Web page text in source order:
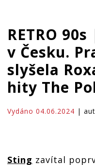
RETRO
v Česku.
slyšela
hity The
Vydáno 04.06.2024 |
Sting zavítal